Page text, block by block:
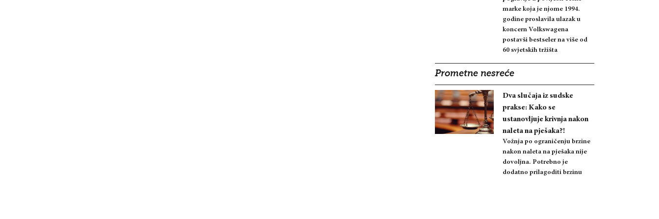
marke koja je njome 1994.
godine proslavila ulazak u
koncern Volkswagena
postavši bestseler na više od
60 svjetskih tržišta
Prometne nesreće
Dva slučaja iz sudske
prakse: Kako se
ustanovljuje krivnja nakon
naleta na pješaka?!
Vožnja po ograničenju brzine
nakon naleta na pješaka nije
dovoljna. Potrebno je
dodatno prilagoditi brzinu